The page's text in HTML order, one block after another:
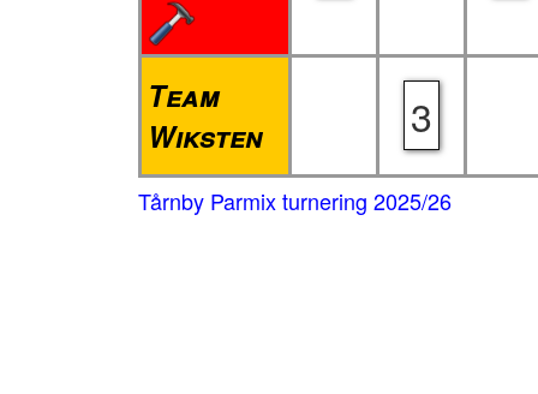
Team
Wiksten
3
Tårnby Parmix turnering 2025/26